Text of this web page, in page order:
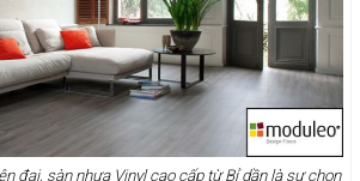
đại, sàn nhựa Vinyl cao cấp từ Bỉ dần là sự chọn